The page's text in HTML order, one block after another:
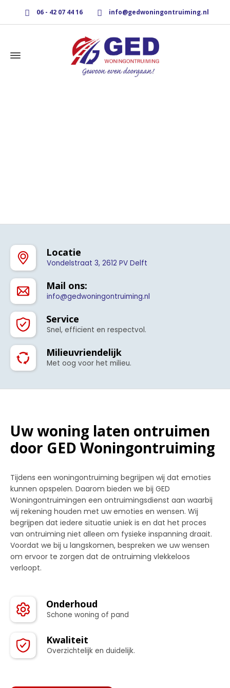
06 - 42 07 44 16 info@gedwoningontruiming.nl
Locatie
Vondelstraat 3, 2612 PV Delft
Mail ons:
info@gedwoningontruiming.nl
Service
Snel, efficïent en respectvol.
Milieuvriendelijk
Met oog voor het milieu.
Uw woning laten ontruimen
door GED Woningontruiming
Tijdens een woningontruiming begrijpen wij dat emoties
kunnen opspelen. Daarom bieden we bij GED
Woningontruimingen een ontruimingsdienst aan waarbij
wij rekening houden met uw emoties en wensen. Wij
begrijpen dat iedere situatie uniek is en dat het proces
van ontruiming niet alleen om fysieke inspanning draait.
Voordat we bij u langskomen, bespreken we uw wensen
om ervoor te zorgen dat de ontruiming vlekkeloos
verloopt.
Onderhoud
Schone woning of pand
Kwaliteit
Overzichtelijk en duidelijk.